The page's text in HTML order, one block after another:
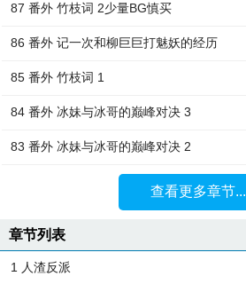
87 番外 竹枝词 2少量BG慎买
86 番外 记一次和柳巨巨打魅妖的经历
85 番外 竹枝词 1
84 番外 冰妹与冰哥的巅峰对决 3
83 番外 冰妹与冰哥的巅峰对决 2
查看更多章节...
章节列表
1 人渣反派